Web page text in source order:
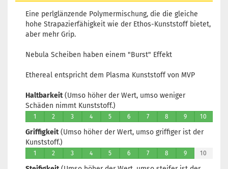
Eine perlglänzende Polymermischung, die die gleiche
hohe Strapazierfähigkeit wie der Ethos-Kunststoff bietet,
aber mehr Grip.
Nebula Scheiben haben einem "Burst" Effekt
Ethereal entspricht dem Plasma Kunststoff von MVP
Haltbarkeit(Umso höher der Wert, umso weniger
Schäden nimmt Kunststoff.)
1 2 3 4 5 6 7 8 9 10
Griffigkeit(Umso höher der Wert, umso griffiger ist der
Kunststoff.)
1 2 3 4 5 6 7 8 9 10